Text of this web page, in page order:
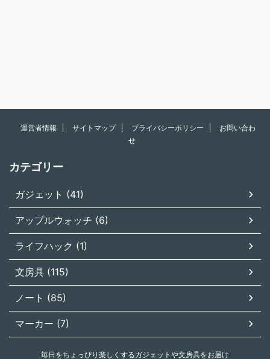
運営者情報 サイトマップ プライバシーポリシー
お問い合わ
せ
カテゴリー
ガジェット (41)
アップルウォッチ (6)
ライフハック (1)
文房具 (115)
ノート (85)
マーカー (7)
毎日をちょっぴり楽しくするガジェットや文房具をお届け